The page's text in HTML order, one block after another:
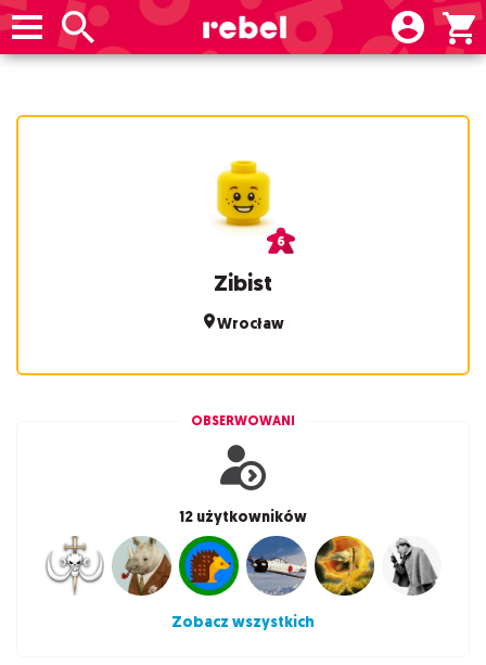
Zibist
Wrocław
OBSERWOWANI
12 użytkowników
Zobacz wszystkich